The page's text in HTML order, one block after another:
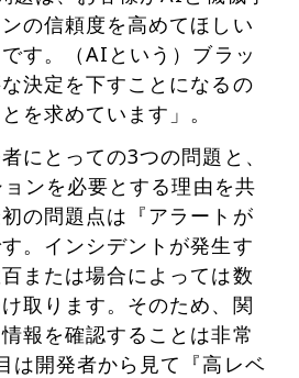
の信頼度を高めてほしい
す。（AIという）ブラッ
決定を下すことになるの
を求めています」。
にとっての3つの問題と、
ンを必要とする理由を共
の問題点は『アラートが
。インシデントが発生す
または場合によっては数
取ります。そのため、関
報を確認することは非常
は開発者から見て『高レベ